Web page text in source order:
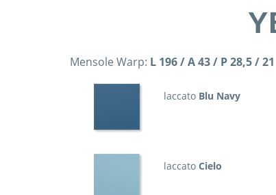
Mensole Warp: L 196 / A 43 / P 28,5 / 21
laccato Blu Navy
laccato Cielo